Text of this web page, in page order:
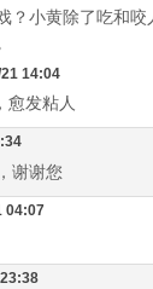
？小黄除了吃和
14:04
愈发粘人
谢谢您
04:07